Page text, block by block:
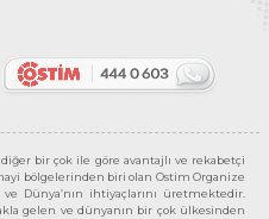
diğer bir çok ile göre avantajlı ve rekabetçi
bölgelerinden biri olan Ostim Organize
Dünya’nın ihtiyaçlarını üretmektedir.
gelen ve dünyanın bir çok ülkesinden